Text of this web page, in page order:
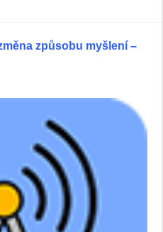
způsobu myšlení –